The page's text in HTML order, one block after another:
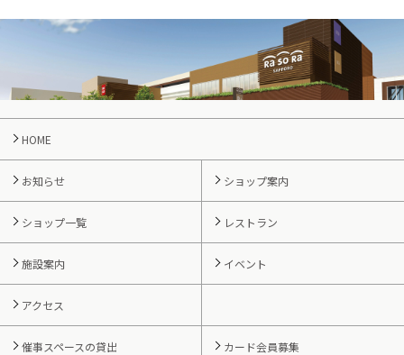
HOME
お知らせ ショップ案内
ショップ一覧 レストラン
施設案内 イベント
アクセス
催事スペースの貸出 カード会員募集